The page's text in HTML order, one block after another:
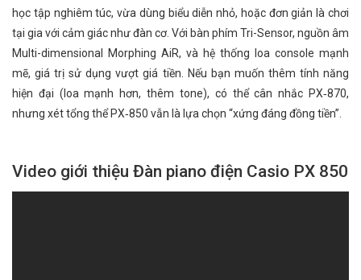
học tập nghiêm túc, vừa dùng biểu diễn nhỏ, hoặc đơn giản là chơi
tại gia với cảm giác như đàn cơ. Với bàn phím Tri-Sensor, nguồn âm
Multi-dimensional Morphing AiR, và hệ thống loa console mạnh
mẽ, giá trị sử dụng vượt giá tiền. Nếu bạn muốn thêm tính năng
hiện đại (loa mạnh hơn, thêm tone), có thể cân nhắc PX‑870,
nhưng xét tổng thể PX‑850 vẫn là lựa chọn “xứng đáng đồng tiền”.
Video giới thiệu Đàn piano điện Casio PX 850